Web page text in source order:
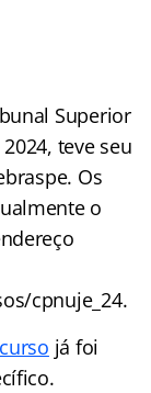
Superior
teve seu
Os
o
cpnuje_24.
já foi